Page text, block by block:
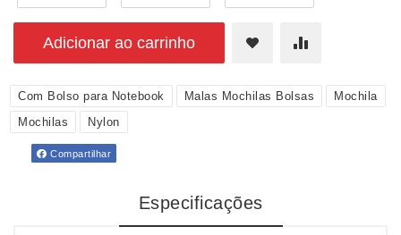
Adicionar ao carrinho
Com Bolso para Notebook Malas Mochilas Bolsas
Mochila
Mochilas
Nylon
Compartilhar
Especificações